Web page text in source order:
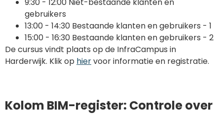
gebruikers
13:00 - 14:30 Bestaande klanten en gebruikers - 1
15:00 - 16:30 Bestaande klanten en gebruikers - 2
De cursus vindt plaats op de InfraCampus in
Harderwijk. Klik op hiervoor informatie en registratie.
Kolom BIM-register: Controle over